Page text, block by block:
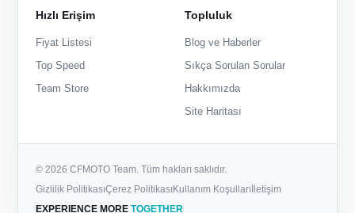
Hızlı Erişim
Fiyat Listesi
Top Speed
Team Store
Topluluk
Blog ve Haberler
Sıkça Sorulan Sorular
Hakkımızda
Site Haritası
© 2026 CFMOTO Team. Tüm hakları saklıdır.
Gizlilik PolitikasıÇerez PolitikasıKullanım Koşulları İletişim
EXPERIENCE MORE TOGETHER